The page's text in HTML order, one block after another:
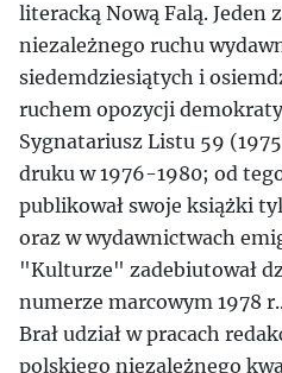
literacką Nową Falą. Jeden
niezależnego ruchu
siedemdziesiątych i
ruchem opozycji
Sygnatariusz Listu 59
druku w 1976-1980; od
publikował swoje książki
oraz w wydawnictwach
"Kulturze" zadebiutował
numerze marcowym 1978
Brał udział w pracach
polskiego niezależnego